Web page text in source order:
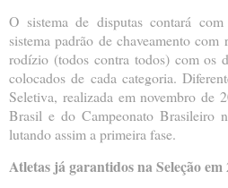
O sistema de disputas contará
sistema padrão de chaveamento com
rodízio (todos contra todos) com os
colocados de cada categoria.
Seletiva, realizada em novembro de
Brasil e do Campeonato Brasileiro
lutando assim a primeira fase.
Atletas já garantidos na Seleção em